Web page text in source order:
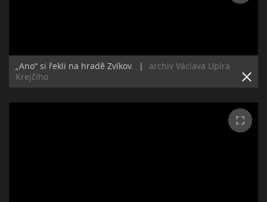
„Ano“ si řekli na hradě Zvíkov. |
archiv Václava Upíra
Krejčího